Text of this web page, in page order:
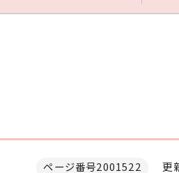
ページ番号2001522 更